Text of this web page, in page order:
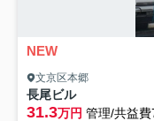
NEW
文京区本郷
長尾ビル
31.3万円 管理/共益費